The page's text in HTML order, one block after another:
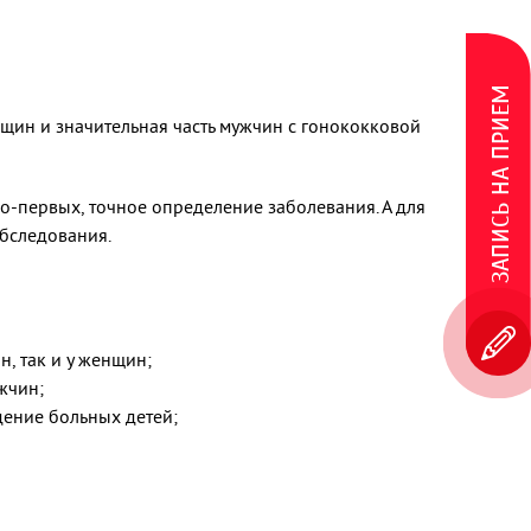
и значительная часть мужчин с гонококковой
точное определение заболевания. А для
так и у женщин;
больных детей;
ЗАПИСЬ НА ПРИЕМ